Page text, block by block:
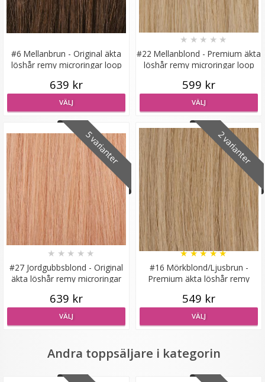
Hårklämma rosett - Blå
★★ ★★
19 kr
LÄGG I VARUKORG
#6 Mellanbrun - Original äkta
löshår remy microringar loop
639 kr
VÄLJ
#22 Mellanblond - Premium äkta
löshår remy microringar loop
★ ★ ★ ★ ★
599 kr
VÄLJ
5 varianter
#27 Jordgubbsblond - Original
äkta löshår remy microringar
★ ★ ★ ★ ★
639 kr
VÄLJ
2 varianter
#16 Mörkblond/Ljusbrun -
Premium äkta löshår remy
★★★★★
549 kr
VÄLJ
Andra toppsäljare i kategorin